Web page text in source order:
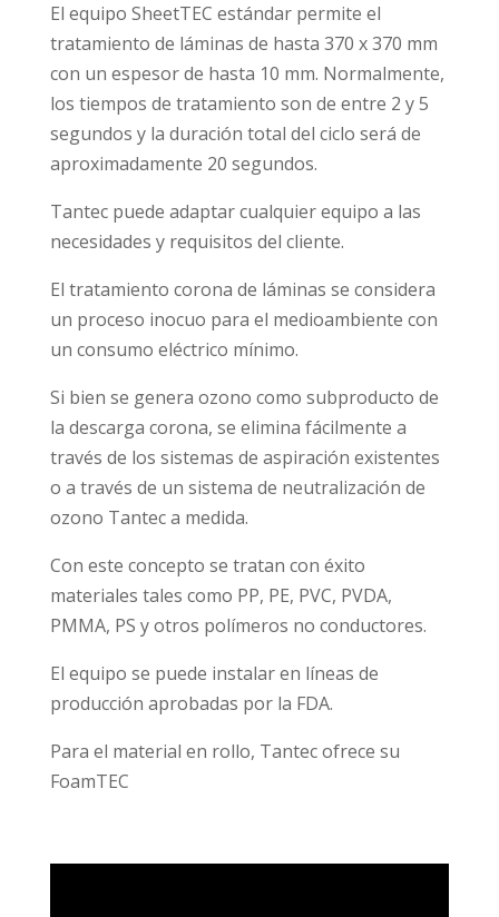
El equipo SheetTEC estándar permite el
tratamiento de láminas de hasta 370 x 370 mm
con un espesor de hasta 10 mm. Normalmente,
los tiempos de tratamiento son de entre 2 y 5
segundos y la duración total del ciclo será de
aproximadamente 20 segundos.
Tantec puede adaptar cualquier equipo a las
necesidades y requisitos del cliente.
El tratamiento corona de láminas se considera
un proceso inocuo para el medioambiente con
un consumo eléctrico mínimo.
Si bien se genera ozono como subproducto de
la descarga corona, se elimina fácilmente a
través de los sistemas de aspiración existentes
o a través de un sistema de neutralización de
ozono Tantec a medida.
Con este concepto se tratan con éxito
materiales tales como PP, PE, PVC, PVDA,
PMMA, PS y otros polímeros no conductores.
El equipo se puede instalar en líneas de
producción aprobadas por la FDA.
Para el material en rollo, Tantec ofrece su
FoamTEC